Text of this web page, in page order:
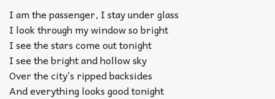
I am the passenger, I stay under glass
I look through my window so bright
I see the stars come out tonight
I see the bright and hollow sky
Over the city’s ripped backsides
And everything looks good tonight